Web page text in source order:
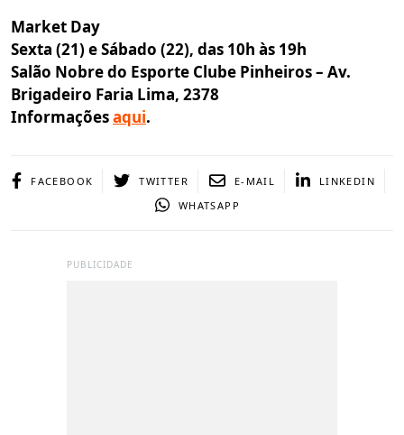
Market Day
Sexta (21) e Sábado (22), das 10h às 19h
Salão Nobre do Esporte Clube Pinheiros – Av.
Brigadeiro Faria Lima, 2378
Informaçõesaqui.
FACEBOOK TWITTER E-MAIL
LINKEDIN
WHATSAPP
PUBLICIDADE